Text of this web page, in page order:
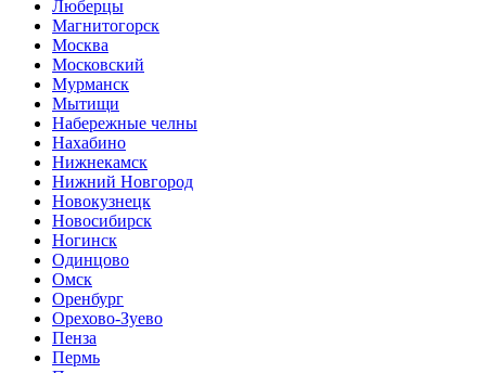
Люберцы
Магнитогорск
Москва
Московский
Мурманск
Мытищи
Набережные челны
Нахабино
Нижнекамск
Нижний Новгород
Новокузнецк
Новосибирск
Ногинск
Одинцово
Омск
Оренбург
Орехово-Зуево
Пенза
Пермь